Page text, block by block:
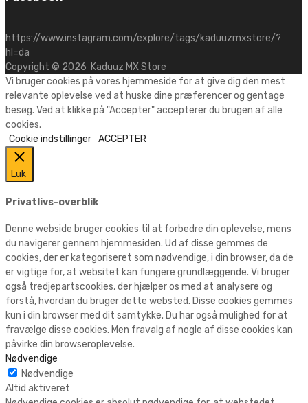
https://www.instagram.com/explore/tags/kaduuzmxstore/?
hl=da
Copyright © 2026 Kaduuz MX Store
Vi bruger cookies på vores hjemmeside for at give dig den mest
relevante oplevelse ved at huske dine præferencer og gentage
besøg. Ved at klikke på "Accepter" accepterer du brugen af alle
cookies.
Cookie indstillinger ACCEPTER
Luk
Privatlivs-overblik
Denne webside bruger cookies til at forbedre din oplevelse, mens
du navigerer gennem hjemmesiden. Ud af disse gemmes de
cookies, der er kategoriseret som nødvendige, i din browser, da de
er vigtige for, at websitet kan fungere grundlæggende. Vi bruger
også tredjepartscookies, der hjælper os med at analysere og
forstå, hvordan du bruger dette websted. Disse cookies gemmes
kun i din browser med dit samtykke. Du har også mulighed for at
fravælge disse cookies. Men fravalg af nogle af disse cookies kan
påvirke din browseroplevelse.
Nødvendige
Nødvendige
Altid aktiveret